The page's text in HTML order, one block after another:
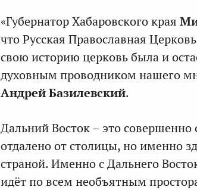
«Губернатор Хабаровского края
что Русская Православная
свою историю церковь была и
духовным проводником нашего
Андрей Базилевский.
Дальний Восток – это совершенно
отдалено от столицы, но именно
страной. Именно с Дальнего
идёт по всем необъятным